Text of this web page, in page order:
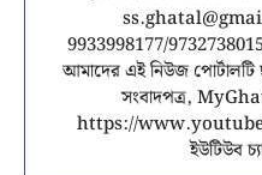
9933998177/
আমাদের এই নিউজ পোর্টালটি
সংবাদপত্র,
https://
ইউটিউব